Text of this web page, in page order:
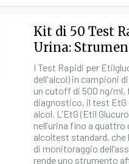
Kit di 50 Test
Urina:
I Test Rapidi per
dell'alcol) in campioni
un cutoff di 500 ng/
diagnostico, il test
alcol. L'EtG (Etil
nell’urina fino a
alcoltest standard, che
di monitoraggio
rende uno strumento